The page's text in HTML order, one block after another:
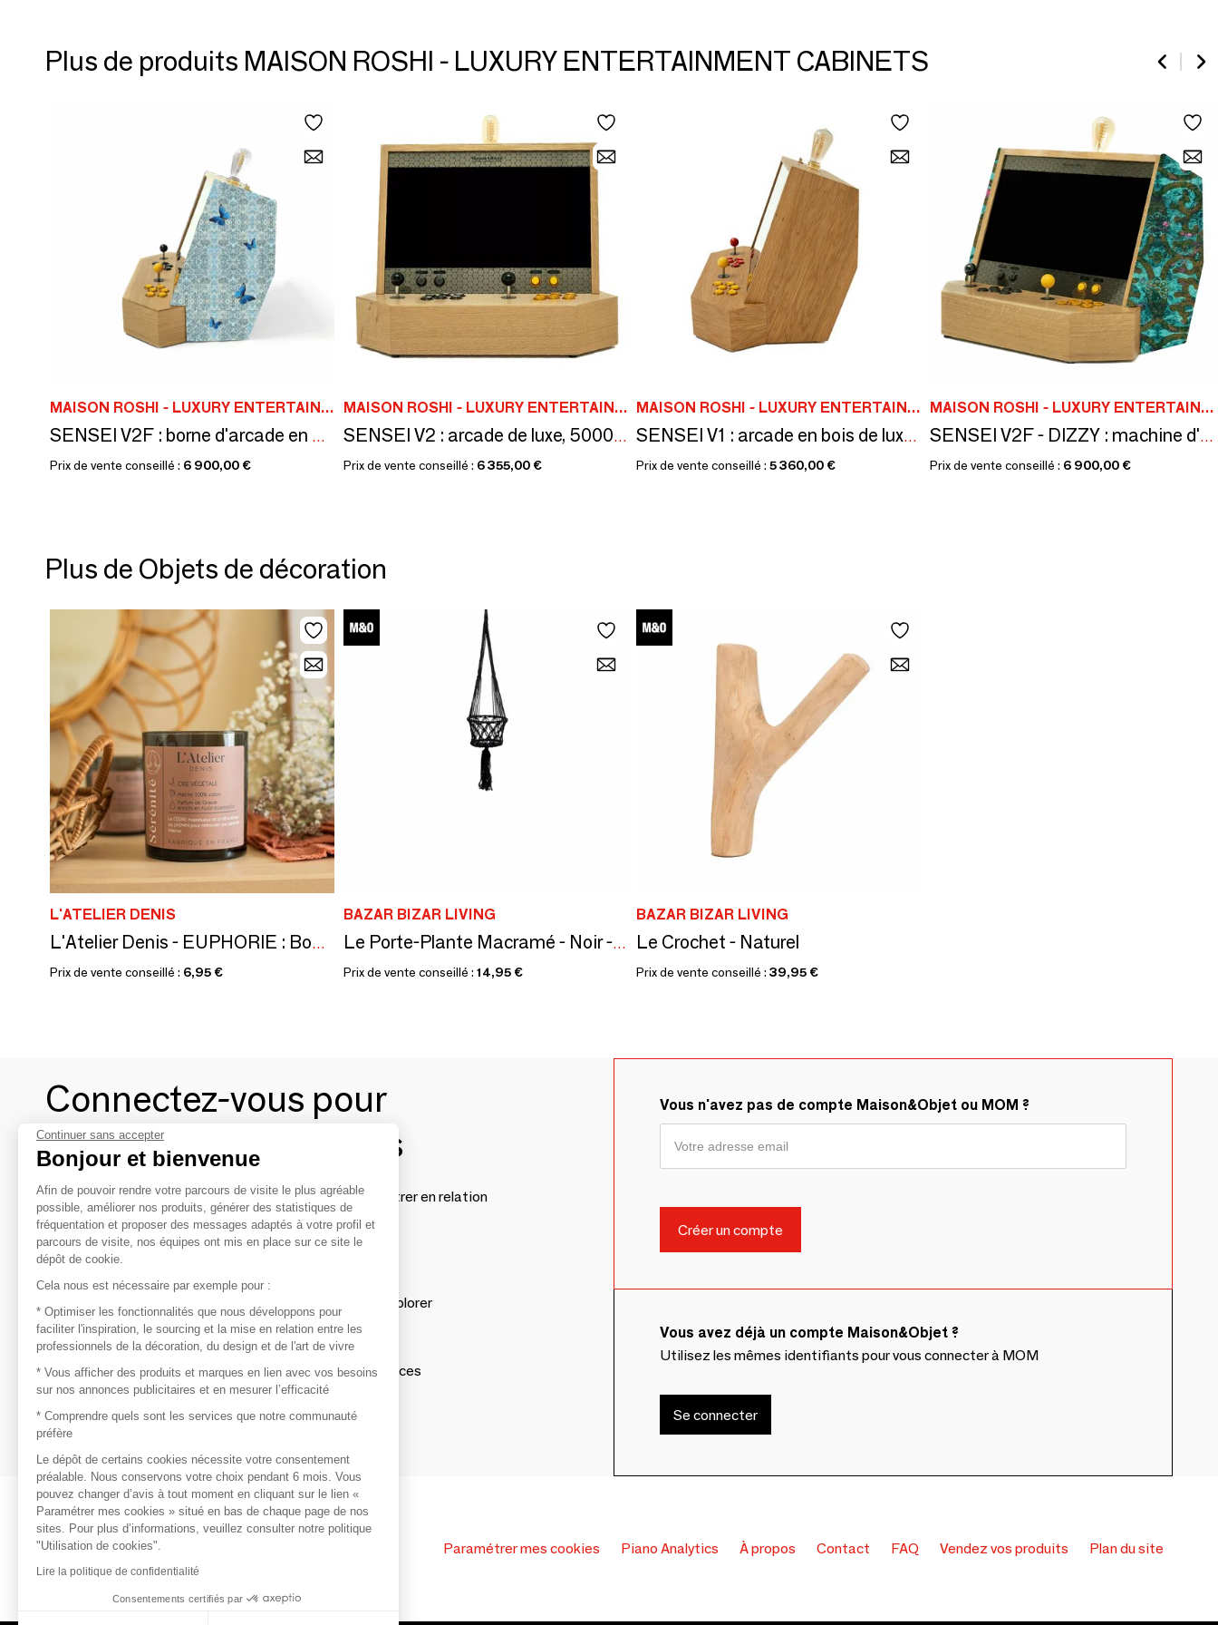
Plus de produits MAISON ROSHI - LUXURY ENTERTAINMENT CABINETS
MAISON ROSHI - LUXURY ENTERTAINMENT CABINETS
SENSEI V2F : borne d'arcade en bois, 5000 jeux Morpho Chapel rétro
Prix de vente conseillé : 6 900,00 €
MAISON ROSHI - LUXURY ENTERTAINMENT CABINETS
SENSEI V2 : arcade de luxe, 5000 jeux rétro, chêne
Prix de vente conseillé : 6 355,00 €
MAISON ROSHI - LUXURY ENTERTAINMENT CABINETS
SENSEI V1 : arcade en bois de luxe, plus de 5000 jeux rétro, fabriqués
Prix de vente conseillé : 5 360,00 €
MAISON ROSHI - LUXURY ENTERTAINMENT CABINETS
SENSEI V2F - DIZZY : machine d'arcade de luxe, plus de 5000 jeux
Prix de vente conseillé : 6 900,00 €
Plus de Objets de décoration
L'ATELIER DENIS
L'Atelier Denis - EUPHORIE : Bougie Parfumée cire 100% végétale 150g - 30H
Prix de vente conseillé : 6,95 €
BAZAR BIZAR LIVING
Le Porte-Plante Macramé - Noir - S
Prix de vente conseillé : 14,95 €
BAZAR BIZAR LIVING
Le Crochet - Naturel
Prix de vente conseillé : 39,95 €
Connectez-vous pour
contacter les marques
Afin de profiter au mieux de l'expérience MOM et de rentrer en relation
avec vos marques préférées, créez-vous un compte.
Découvrir
Les produits de milliers de fournisseurs à explorer
S'inspirer
Inspiration et sélections de produits tendances
Contacter
Vous n'avez pas de compte Maison&Objet ou MOM ?
Vous avez déjà un compte Maison&Objet ?
Utilisez les mêmes identifiants pour vous connecter à MOM
Se connecter
Paramétrer mes cookies Piano Analytics À propos Contact FAQ Vendez vos produits Plan du site
Continuer sans accepter
Bonjour et bienvenue
Afin de pouvoir rendre votre parcours de visite le plus agréable
possible, améliorer nos produits, générer des statistiques de
fréquentation et proposer des messages adaptés à votre profil et
parcours de visite, nos équipes ont mis en place sur ce site le
dépôt de cookie.
Cela nous est nécessaire par exemple pour :
* Optimiser les fonctionnalités que nous développons pour
faciliter l'inspiration, le sourcing et la mise en relation entre les
professionnels de la décoration, du design et de l'art de vivre
* Vous afficher des produits et marques en lien avec vos besoins
sur nos annonces publicitaires et en mesurer l’efficacité
* Comprendre quels sont les services que notre communauté
préfère
Le dépôt de certains cookies nécessite votre consentement
préalable. Nous conservons votre choix pendant 6 mois. Vous
pouvez changer d’avis à tout moment en cliquant sur le lien «
Paramétrer mes cookies » situé en bas de chaque page de nos
sites. Pour plus d’informations, veuillez consulter notre politique
"Utilisation de cookies".
Lire la politique de confidentialité
Consentements certifiés par